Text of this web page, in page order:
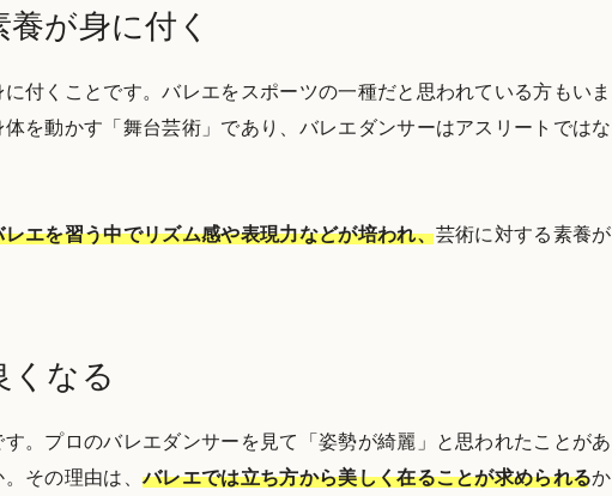
が身に付く
付くことです。バレエをスポーツの一種だと思われている方もいま
を動かす「舞台芸術」であり、バレエダンサーはアスリートではな
レエを習う中でリズム感や表現力などが培われ、芸術に対する素養が
なる
。プロのバレエダンサーを見て「姿勢が綺麗」と思われたことがあ
。その理由は、バレエでは立ち方から美しく在ることが求められるか